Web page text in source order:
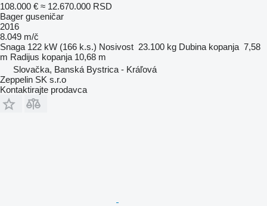
108.000 € ≈ 12.670.000 RSD
Bager guseničar
2016
8.049 m/č
Snaga 122 kW (166 k.s.) Nosivost 23.100 kg Dubina kopanja 7,58
m Radijus kopanja 10,68 m
Slovačka, Banská Bystrica - Kráľová
Zeppelin SK s.r.o
Kontaktirajte prodavca